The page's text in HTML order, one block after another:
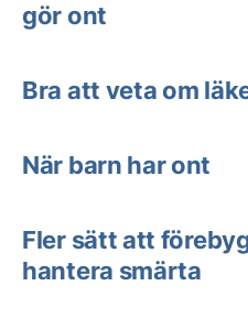
gör ont
Bra att veta om
När barn har ont
Fler sätt att
hantera smärta